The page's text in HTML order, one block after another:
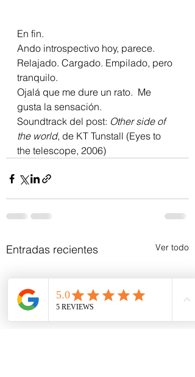
En fin.
Ando introspectivo hoy, parece.
Relajado. Cargado. Empilado, pero
tranquilo.
Ojalá que me dure un rato.  Me
gusta la sensación.
Soundtrack del post: Other side of
the world, de KT Tunstall (Eyes to
the telescope, 2006)
Entradas recientes Ver todo